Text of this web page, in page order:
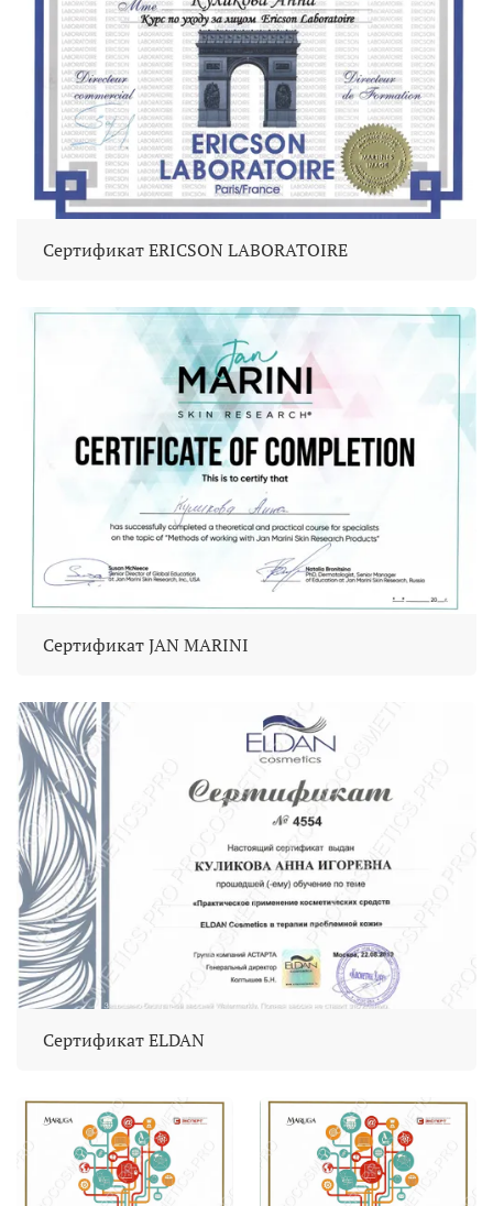
Сертификат ERICSON LABORATOIRE
Сертификат JAN MARINI
Сертификат ELDAN